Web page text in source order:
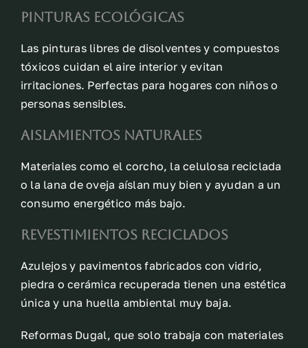
Pinturas ecológicas
Las pinturas libres de disolventes y compuestos
tóxicos cuidan el aire interior y evitan
irritaciones. Perfectas para hogares con niños o
personas sensibles.
Aislamientos naturales
Materiales como el corcho, la celulosa reciclada
o la lana de oveja aíslan muy bien y ayudan a un
consumo energético más bajo.
Revestimientos reciclados
Azulejos y pavimentos fabricados con vidrio,
piedra o cerámica recuperada tienen una estética
única y una huella ambiental muy baja.
Reformas Dugal, que solo trabaja con materiales